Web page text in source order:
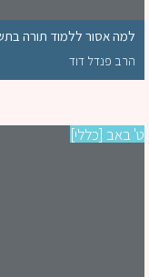
למה אסור ללמוד תורה
הרב פנדל דוד
באב [כללי]